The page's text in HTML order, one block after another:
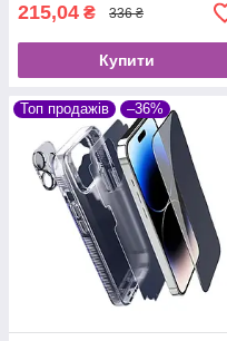
215,04 ₴ 336 ₴
Купити
Топ продажів –36%